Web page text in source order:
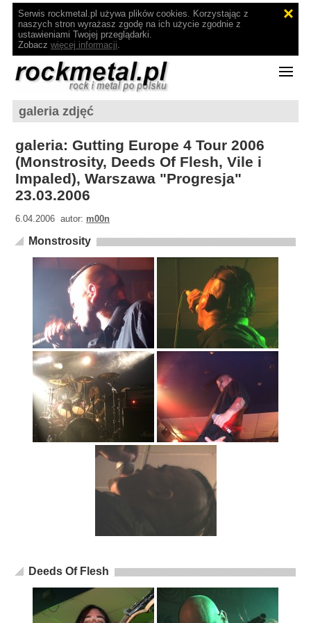
Serwis rockmetal.pl używa plików cookies. Korzystając z
naszych stron wyrażasz zgodę na ich użycie zgodnie z
ustawieniami Twojej przeglądarki.
Zobacz więcej informacji.
galeria zdjęć
galeria: Gutting Europe 4 Tour 2006
(Monstrosity, Deeds Of Flesh, Vile i
Impaled), Warszawa "Progresja"
23.03.2006
6.04.2006 autor: m00n
Monstrosity
Deeds Of Flesh